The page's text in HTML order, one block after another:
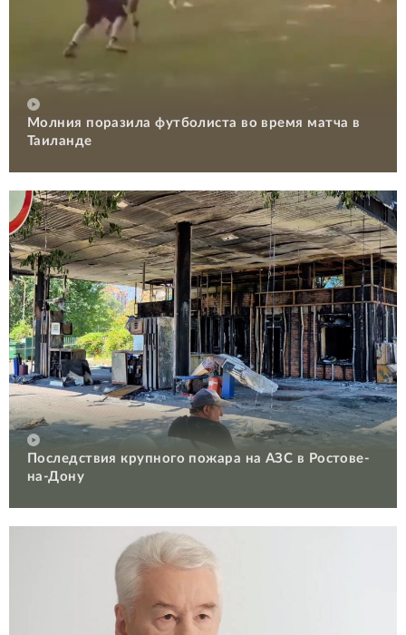
Молния поразила футболиста во время матча в
Таиланде
Последствия крупного пожара на АЗС в Ростове-
на-Дону